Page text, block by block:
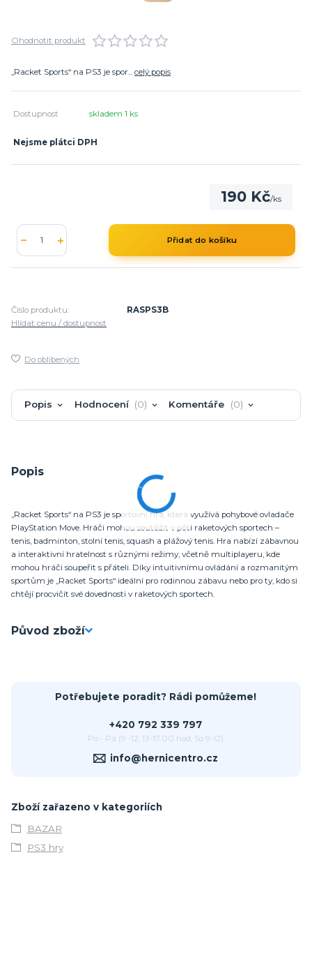
Ohodnotit produkt
„Racket Sports“ na PS3 je spor... celý popis
Dostupnost skladem 1 ks
Nejsme plátci DPH
190 Kč/ks
Přidat do košíku
Číslo produktu:
RASPS3B
Hlídat cenu / dostupnost
Do oblíbených
Popis Hodnocení 0 Komentáře 0
Popis
„Racket Sports“ na PS3 je sportovní hra, která využívá pohybové ovladače
PlayStation Move. Hráči mohou soutěžit v pěti raketových sportech –
tenis, badminton, stolní tenis, squash a plážový tenis. Hra nabízí zábavnou
a interaktivní hratelnost s různými režimy, včetně multiplayeru, kde
mohou hráči soupeřit s přáteli. Díky intuitivnímu ovládání a rozmanitým
sportům je „Racket Sports“ ideální pro rodinnou zábavu nebo pro ty, kdo si
chtějí procvičit své dovednosti v raketových sportech.
Původ zboží
Potřebujete poradit? Rádi pomůžeme!
+420 792 339 797
Po - Pá (9 -12, 13-17:00 hod, So 9-12)
info@hernicentro.cz
Zboží zařazeno v kategoriích
BAZAR
PS3 hry